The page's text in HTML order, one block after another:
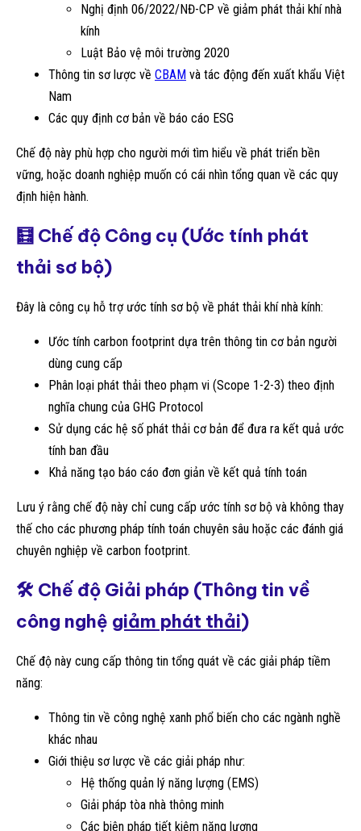
Nghị định 06/2022/NĐ-CP về giảm phát thải khí nhà
kính
Luật Bảo vệ môi trường 2020
Thông tin sơ lược về CBAM và tác động đến xuất khẩu Việt
Nam
Các quy định cơ bản về báo cáo ESG
Chế độ này phù hợp cho người mới tìm hiểu về phát triển bền
vững, hoặc doanh nghiệp muốn có cái nhìn tổng quan về các quy
định hiện hành.
🧮 Chế độ Công cụ (Ước tính phát
thải sơ bộ)
Đây là công cụ hỗ trợ ước tính sơ bộ về phát thải khí nhà kính:
Ước tính carbon footprint dựa trên thông tin cơ bản người
dùng cung cấp
Phân loại phát thải theo phạm vi (Scope 1-2-3) theo định
nghĩa chung của GHG Protocol
Sử dụng các hệ số phát thải cơ bản để đưa ra kết quả ước
tính ban đầu
Khả năng tạo báo cáo đơn giản về kết quả tính toán
Lưu ý rằng chế độ này chỉ cung cấp ước tính sơ bộ và không thay
thế cho các phương pháp tính toán chuyên sâu hoặc các đánh giá
chuyên nghiệp về carbon footprint.
🛠️ Chế độ Giải pháp (Thông tin về
công nghệ giảm phát thải)
Chế độ này cung cấp thông tin tổng quát về các giải pháp tiềm
năng:
Thông tin về công nghệ xanh phổ biến cho các ngành nghề
khác nhau
Giới thiệu sơ lược về các giải pháp như:
Hệ thống quản lý năng lượng (EMS)
Giải pháp tòa nhà thông minh
Các biện pháp tiết kiệm năng lượng